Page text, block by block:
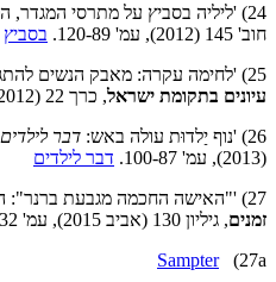
24) 'ליליה בסביץ על מתרסי המגדר, הפרט והשמירה בקיבוץ',
חוב' 145 (2012), עמ' 120-89.
בסביץ
25) 'לחימה עקרה: מאבק הנשים להתגייס ל"גדוד העברי" ב-1918',
עיונים בתקומת ישראל, כרך 22 (2012), עמ' 458-423.
26) 'נוף יַלדוּת עולה באש:
דבר לילדים
(2013), עמ' 100-87.
דבר לילדים
27) '"האישה החכמה מגבעת ברנר": המשוררת ישע סמפטר והקיבוץ',
זמנים, גיליון 130 (אביב 2015), עמ' 45-32.
Sampter(27a